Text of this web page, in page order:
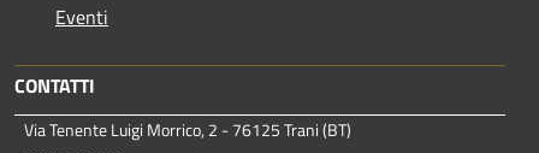
Eventi
CONTATTI
Via Tenente Luigi Morrico, 2 - 76125 Trani (BT)